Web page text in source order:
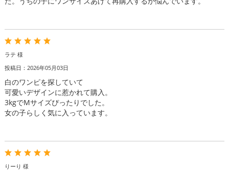
ラテ 様
投稿日：2026年05月03日
白のワンピを探していて
可愛いデザインに惹かれて購入。
3kgでMサイズぴったりでした。
女の子らしく気に入っています。
りーり 様